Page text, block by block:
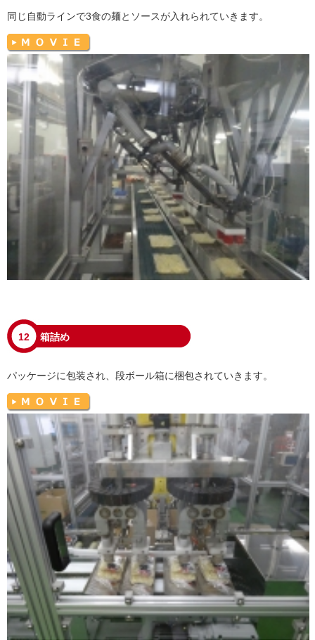
同じ自動ラインで3食の麺とソースが入れられていきます。
12 箱詰め
パッケージに包装され、段ボール箱に梱包されていきます。